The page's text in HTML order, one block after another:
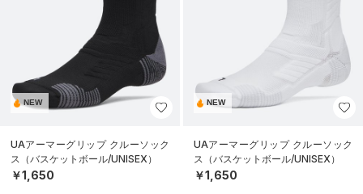
NEW
UAアーマーグリップ クルーソック
ス（バスケットボール/UNISEX）
￥1,650
NEW
UAアーマーグリップ クルーソック
ス（バスケットボール/UNISEX）
￥1,650